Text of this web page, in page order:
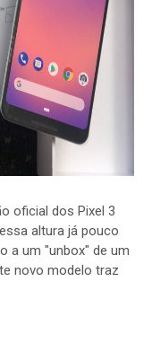
oficial dos Pixel 3
altura já pouco
a um "unbox" de um
novo modelo traz